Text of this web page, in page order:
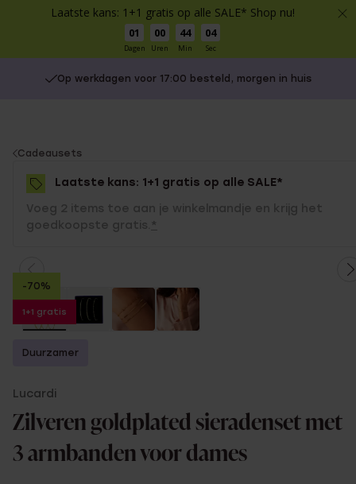
Laatste kans: 1+1 gratis op alle SALE* Shop nu!
01
Dagen
00
Uren
44
Min
04
Sec
Op werkdagen voor 17:00 besteld, morgen in huis
You
are
here:
Cadeausets
Laatste kans: 1+1 gratis op alle SALE*
Voeg 2 items toe aan je winkelmandje en krijg het
goedkoopste gratis. *
-70%
1+1 gratis
Duurzamer
Lucardi
Zilveren goldplated sieradenset met
3 armbanden voor dames